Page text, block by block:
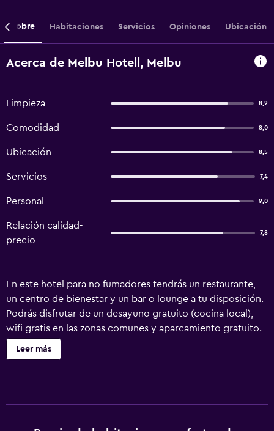
Sobre Habitaciones Servicios Opiniones Ubicación
Acerca de Melbu Hotell, Melbu
Limpieza 8,2
Comodidad 8,0
Ubicación 8,5
Servicios 7,4
Personal 9,0
Relación calidad-
precio
7,8
En este hotel para no fumadores tendrás un restaurante,
un centro de bienestar y un bar o lounge a tu disposición.
Podrás disfrutar de un desayuno gratuito (cocina local),
wifi gratis en las zonas comunes y aparcamiento gratuito.
También encontrarás café o té en las zonas comunes, una
zona para conferencias y servicios de conserjería. Se
Leer más